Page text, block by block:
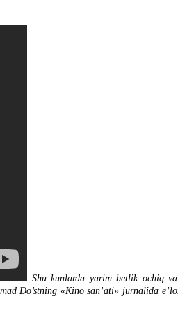
Shu kunlarda yarim betlik ochiq
Do’stning «Kino san’ati» jurnalida